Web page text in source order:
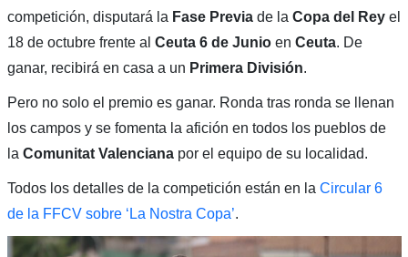
competición, disputará la Fase Previade la Copa del Reyel
18 de octubre frente al Ceuta 6 de Junioen Ceuta. De
ganar, recibirá en casa a un Primera División.
Pero no solo el premio es ganar. Ronda tras ronda se llenan
los campos y se fomenta la afición en todos los pueblos de
la Comunitat Valencianapor el equipo de su localidad.
Todos los detalles de la competición están en la Circular 6
de la FFCV sobre ‘La Nostra Copa’.